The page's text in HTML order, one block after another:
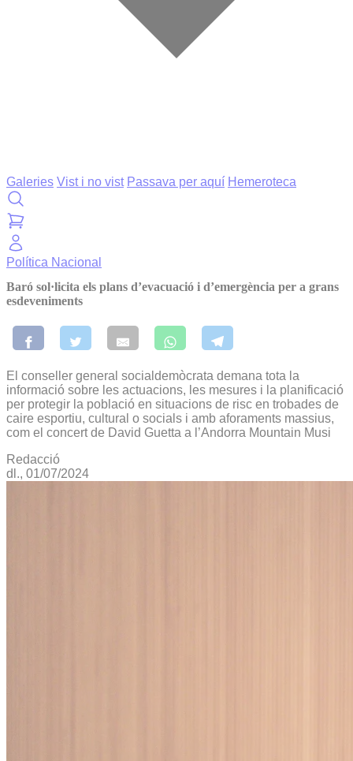
Galeries Vist i no vist Passava per aquí Hemeroteca
Política Nacional
Baró sol·licita els plans d’evacuació i d’emergència per a grans
esdeveniments
El conseller general socialdemòcrata demana tota la
informació sobre les actuacions, les mesures i la planificació
per protegir la població en situacions de risc en trobades de
caire esportiu, cultural o socials i amb aforaments massius,
com el concert de David Guetta a l’Andorra Mountain Musi
Redacció
dl., 01/07/2024